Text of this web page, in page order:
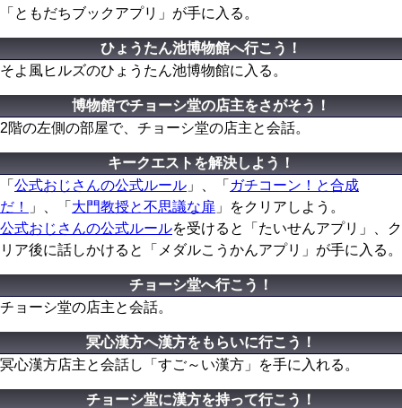
「ともだちブックアプリ」が手に入る。
ひょうたん池博物館へ行こう！
そよ風ヒルズのひょうたん池博物館に入る。
博物館でチョーシ堂の店主をさがそう！
2階の左側の部屋で、チョーシ堂の店主と会話。
キークエストを解決しよう！
「 公式おじさんの公式ルール 」、「 ガチコーン！と合成
だ！
」、「 大門教授と不思議な扉 」をクリアしよう。
公式おじさんの公式ルールを受けると「たいせんアプリ」、ク
リア後に話しかけると「メダルこうかんアプリ」が手に入る。
チョーシ堂へ行こう！
チョーシ堂の店主と会話。
冥心漢方へ漢方をもらいに行こう！
冥心漢方店主と会話し「すご～い漢方」を手に入れる。
チョーシ堂に漢方を持って行こう！